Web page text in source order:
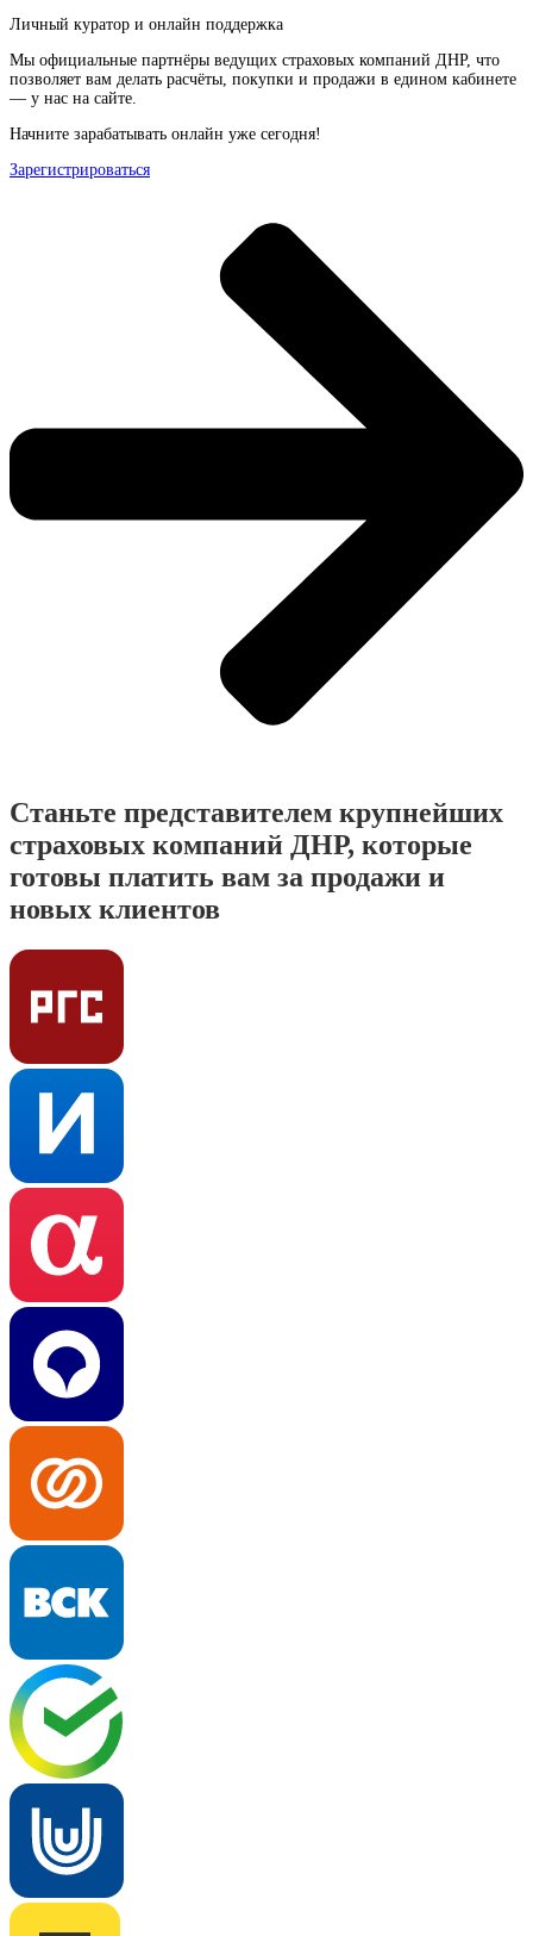
Личный куратор и онлайн поддержка
Мы официальные партнёры ведущих страховых компаний ДНР, что
позволяет вам делать расчёты, покупки и продажи в едином кабинете
— у нас на сайте.
Начните зарабатывать онлайн уже сегодня!
Зарегистрироваться
Станьте представителем крупнейших
страховых компаний ДНР, которые
готовы платить вам за продажи и
новых клиентов